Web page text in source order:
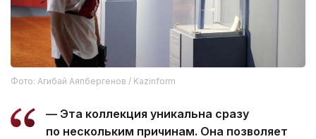
Фото: Агибай Аяпбергенов / Kazinform
— Эта коллекция уникальна сразу
по нескольким причинам. Она позволяет